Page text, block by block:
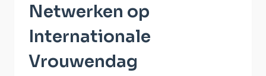
Netwerken op
Internationale
Vrouwendag